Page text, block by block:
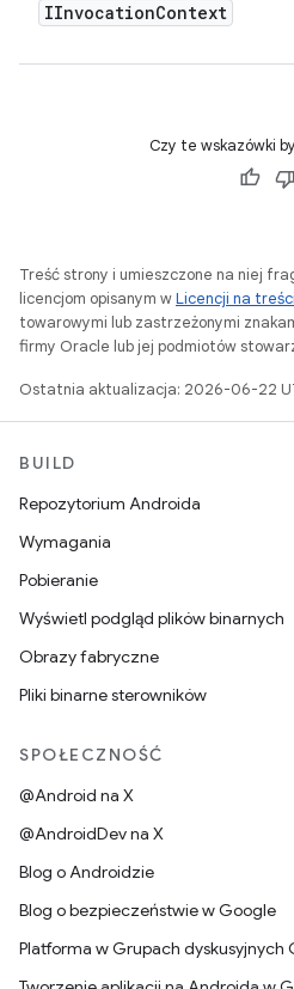
IInvocationContext
Czy te wskazówki
Treść strony i umieszczone na niej
licencjom opisanym wLicencji na treści
towarowymi lub zastrzeżonymi
firmy Oracle lub jej podmiotów
Ostatnia aktualizacja: 2026-06-22
BUILD
Repozytorium Androida
Wymagania
Pobieranie
Wyświetl podgląd plików binarnych
Obrazy fabryczne
Pliki binarne sterowników
SPOŁECZNOŚĆ
@Android na X
@AndroidDev na X
Blog o Androidzie
Blog o bezpieczeństwie w Google
Platforma w Grupach dyskusyjnych